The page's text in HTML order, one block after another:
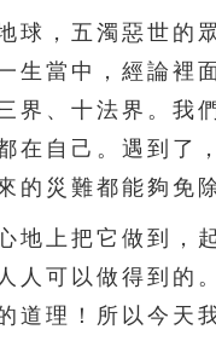
，五濁惡世的
生當中，經論裡
界、十法界。我
在自己。遇到了
災難都能夠免
上把它做到，
人可以做得到的
道理！所以今天